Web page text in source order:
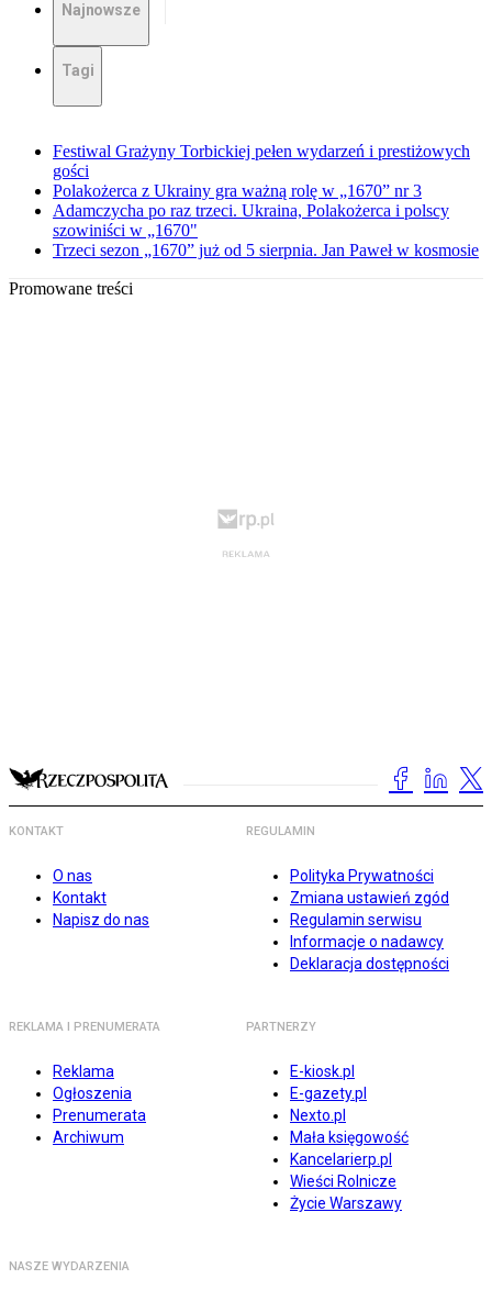
Najnowsze
Tagi
Festiwal Grażyny Torbickiej pełen wydarzeń i prestiżowych
gości
Polakożerca z Ukrainy gra ważną rolę w „1670” nr 3
Adamczycha po raz trzeci. Ukraina, Polakożerca i polscy
szowiniści w „1670"
Trzeci sezon „1670” już od 5 sierpnia. Jan Paweł w kosmosie
Promowane treści
KONTAKT
O nas
Kontakt
Napisz do nas
REGULAMIN
Polityka Prywatności
Zmiana ustawień zgód
Regulamin serwisu
Informacje o nadawcy
Deklaracja dostępności
REKLAMA I PRENUMERATA
Reklama
Ogłoszenia
Prenumerata
Archiwum
PARTNERZY
E-kiosk.pl
E-gazety.pl
Nexto.pl
Mała księgowość
Kancelarierp.pl
Wieści Rolnicze
Życie Warszawy
NASZE WYDARZENIA